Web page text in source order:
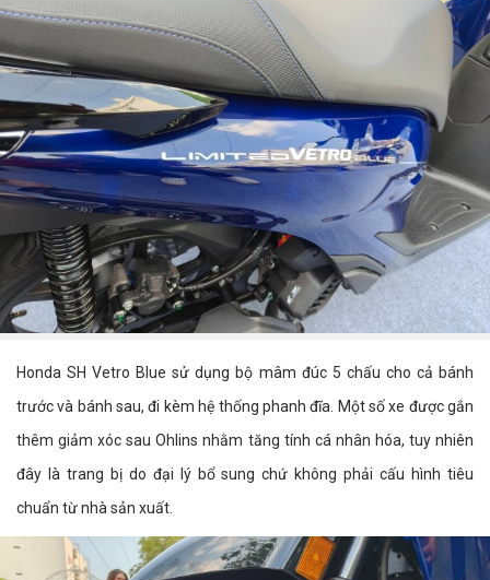
Honda SH Vetro Blue sử dụng bộ mâm đúc 5 chấu cho cả bánh
trước và bánh sau, đi kèm hệ thống phanh đĩa. Một số xe được gắn
thêm giảm xóc sau Ohlins nhằm tăng tính cá nhân hóa, tuy nhiên
đây là trang bị do đại lý bổ sung chứ không phải cấu hình tiêu
chuẩn từ nhà sản xuất.